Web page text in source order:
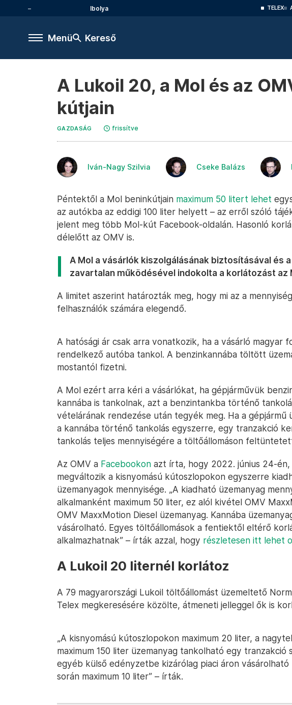
Ibolya TELEX
Menü Kereső
A Lukoil 20, a Mol és az
kútjain
GAZDASÁG frissítve
Iván-Nagy Szilvia Cseke Balázs
Péntektől a Mol beninkútjain maximum 50 litert lehet
az autókba az eddigi 100 liter helyett – az erről szóló
jelent meg több Mol-kút Facebook-oldalán. Hasonló
délelőtt az OMV is.
A Mol a vásárlók kiszolgálásának biztosításával és
zavartalan működésével indokolta a korlátozást az
A limitet aszerint határozták meg, hogy mi az a
felhasználók számára elegendő.
A hatósági ár csak arra vonatkozik, ha a vásárló magyar
rendelkező autóba tankol. A benzinkannába töltött
mostantól fizetni.
A Mol ezért arra kéri a vásárlókat, ha gépjárművük
kannába is tankolnak, azt a benzintankba történő
vételárának rendezése után tegyék meg. Ha a gépjármű
a kannába történő tankolás egyszerre, egy tranzakció
tankolás teljes mennyiségére a töltőállomáson
Az OMV a Facebookon azt írta, hogy 2022. június 24-
megváltozik a kisnyomású kútoszlopokon egyszerre
üzemanyagok mennyisége. „A kiadható üzemanyag
alkalmanként maximum 50 liter, ez alól kivétel OMV
OMV MaxxMotion Diesel üzemanyag. Kannába
vásárolható. Egyes töltőállomások a fentiektől eltérő
alkalmazhatnak” – írták azzal, hogy részletesen itt lehet
A Lukoil 20 liternél korlátoz
A 79 magyarországi Lukoil töltőállomást üzemeltető
Telex megkeresésére közölte, átmeneti jelleggel ők is
„A kisnyomású kútoszlopokon maximum 20 liter, a
maximum 150 liter üzemanyag tankolható egy tranzakció
egyéb külső edényzetbe kizárólag piaci áron
során maximum 10 liter” – írták.